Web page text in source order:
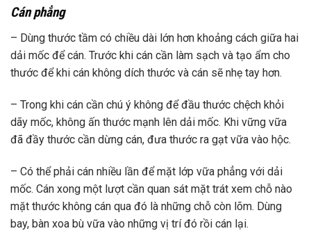
Cán phẳng
– Dùng thước tầm có chiều dài lớn hơn khoảng cách giữa hai
dải mốc để cán. Trước khi cán cần làm sạch và tạo ẩm cho
thước để khi cán không dích thước và cán sẽ nhẹ tay hơn.
– Trong khi cán cần chú ý không để đầu thước chệch khỏi
dãy mốc, không ấn thước mạnh lên dải mốc. Khi vững vữa
đã đầy thước cần dừng cán, đưa thước ra gạt vữa vào hộc.
– Có thể phải cán nhiều lần để mặt lớp vữa phẳng với dải
mốc. Cán xong một lượt cần quan sát mặt trát xem chỗ nào
mặt thước không cán qua đó là những chỗ còn lõm. Dùng
bay, bàn xoa bù vữa vào những vị trí đó rồi cán lại.